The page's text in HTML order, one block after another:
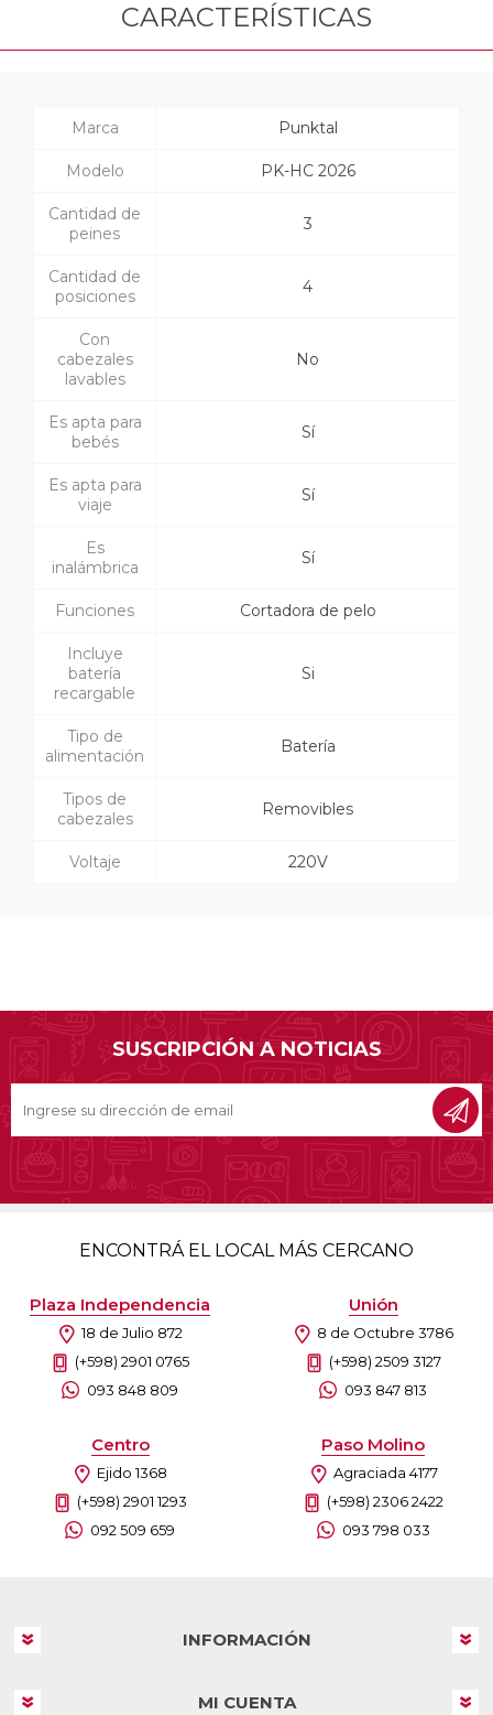
CARACTERÍSTICAS
Marca Punktal
Modelo PK-HC 2026
Cantidad de
peines
3
Cantidad de
posiciones
4
Con
cabezales
lavables
No
Es apta para
bebés
Sí
Es apta para
viaje
Sí
Es
inalámbrica
Sí
Funciones Cortadora de pelo
Incluye
batería
recargable
Si
Tipo de
alimentación
Batería
Tipos de
cabezales
Removibles
Voltaje 220V
SUSCRIPCIÓN A NOTICIAS
ENCONTRÁ EL LOCAL MÁS CERCANO
Plaza Independencia
18 de Julio 872
(+598) 2901 0765
093 848 809
Unión
8 de Octubre 3786
(+598) 2509 3127
093 847 813
Centro
Ejido 1368
(+598) 2901 1293
092 509 659
Paso Molino
Agraciada 4177
(+598) 2306 2422
093 798 033
INFORMACIÓN
MI CUENTA